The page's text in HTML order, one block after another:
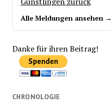
Alle Meldungen ansehen →
Danke für ihren Beitrag!
CHRONOLOGIE